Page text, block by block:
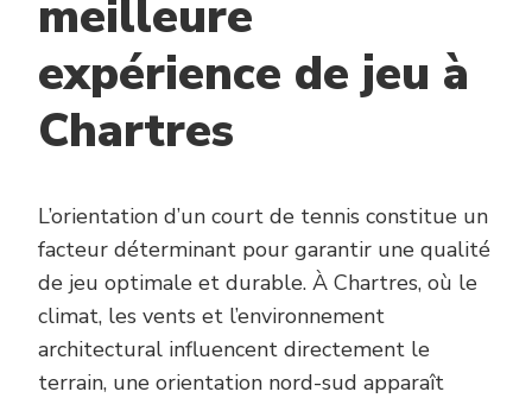
meilleure
expérience de jeu à
Chartres
L’orientation d’un court de tennis constitue un
facteur déterminant pour garantir une qualité
de jeu optimale et durable. À Chartres, où le
climat, les vents et l’environnement
architectural influencent directement le
terrain, une orientation nord-sud apparaît